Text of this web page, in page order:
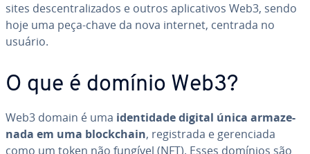
sites des­cen­tra­li­za­dos e outros apli­ca­ti­vos Web3, sendo
hoje uma peça-chave da nova internet, centrada no
usuário.
O que é domínio Web3?
Web3 domain é uma iden­ti­dade digital única ar­ma­ze­
nada em uma block­chain, re­gis­trada e ge­ren­ci­ada
como um token não fungível (NFT). Esses domínios são